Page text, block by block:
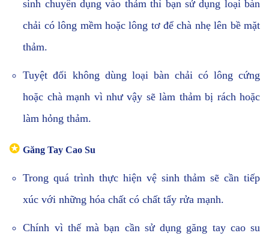
sinh chuyên dụng vào thảm thì bạn sử dụng loại bàn
chải có lông mềm hoặc lông tơ để chà nhẹ lên bề mặt
thảm.
Tuyệt đối không dùng loại bàn chải có lông cứng
hoặc chà mạnh vì như vậy sẽ làm thảm bị rách hoặc
làm hỏng thảm.
✪ Găng Tay Cao Su
Trong quá trình thực hiện vệ sinh thảm sẽ cần tiếp
xúc với những hóa chất có chất tẩy rửa mạnh.
Chính vì thế mà bạn cần sử dụng găng tay cao su